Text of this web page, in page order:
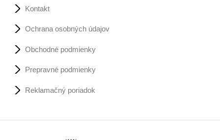
Kontakt
Ochrana osobných údajov
Obchodné podmienky
Prepravné podmienky
Reklamačný poriadok